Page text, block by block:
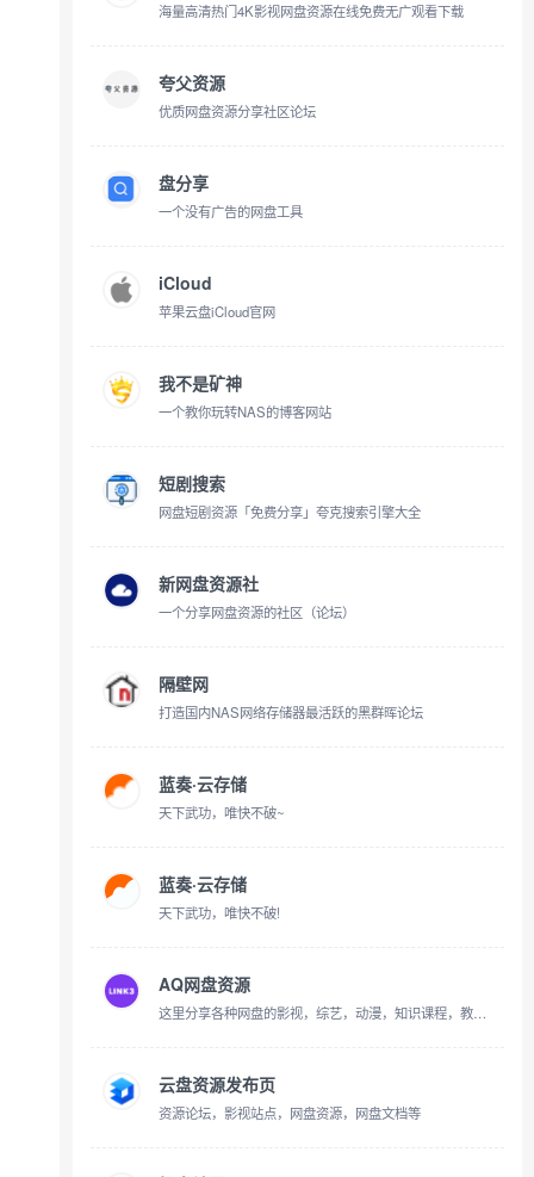
海量高清热门4K影视网盘资源在线免费无广观看下载
夸父资源
优质网盘资源分享社区论坛
盘分享
一个没有广告的网盘工具
iCloud
苹果云盘iCloud官网
我不是矿神
一个教你玩转NAS的博客网站
短剧搜索
网盘短剧资源「免费分享」夸克搜索引擎大全
新网盘资源社
一个分享网盘资源的社区（论坛）
隔壁网
打造国内NAS网络存储器最活跃的黑群晖论坛
蓝奏·云存储
天下武功，唯快不破~
蓝奏·云存储
天下武功，唯快不破!
AQ网盘资源
这里分享各种网盘的影视，综艺，动漫，知识课程，教程技能，有声书，美女写真，书籍报刊等资源
云盘资源发布页
资源论坛，影视站点，网盘资源，网盘文档等